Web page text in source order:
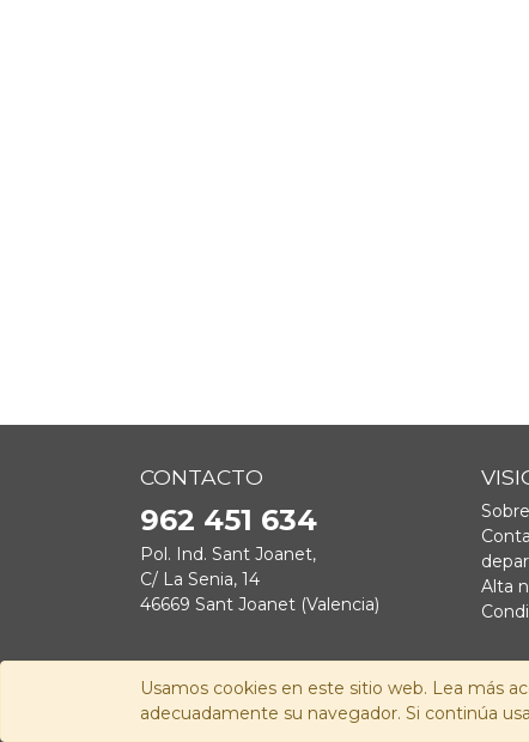
Usamos cookies en este sitio web. Lea más
adecuadamente su navegador. Si continúa
CONTACTO
962 451 634
Pol. Ind. Sant Joanet,
C/ La Senia, 14
46669 Sant Joanet (Valencia)
Alta
Copyright © 2026 Visionis Distribución S.L. -